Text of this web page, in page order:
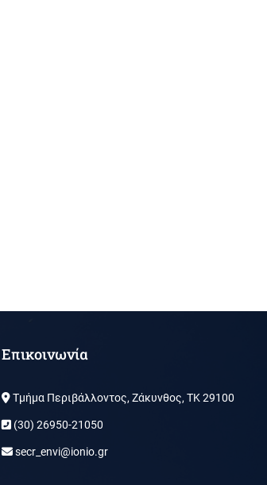
Επικοινωνία
Τμήμα Περιβάλλοντος, Ζάκυνθος, ΤΚ 29100
(30) 26950-21050
secr_envi@ionio.gr